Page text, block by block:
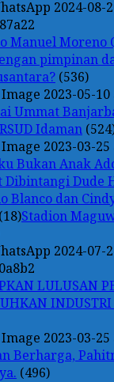
Manuel Moreno
pimpinan
(536)
Ummat
Idaman
Bukan Anak
Dibintangi Dude
Blanco dan
Stadion
LULUSAN
Berharga,
(496)